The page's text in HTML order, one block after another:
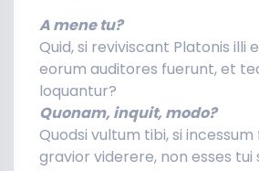
A mene tu?
Quid, si reviviscant Platonis illi
eorum auditores fuerunt, et
loquantur?
Quonam, inquit, modo?
Quodsi vultum tibi, si incessum
gravior viderere, non esses tui